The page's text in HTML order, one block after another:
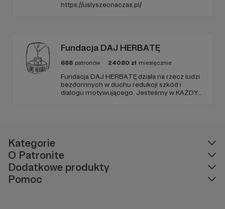
https://uslyszecnaczas.pl/
Fundacja DAJ HERBATĘ
688 patronów 24080 zł miesięcznie
Fundacja DAJ HERBATĘ działa na rzecz ludzi
bezdomnych w duchu redukcji szkód i
dialogu motywującego. Jesteśmy w KAŻDY
Kategorie
O Patronite
Dodatkowe produkty
Pomoc